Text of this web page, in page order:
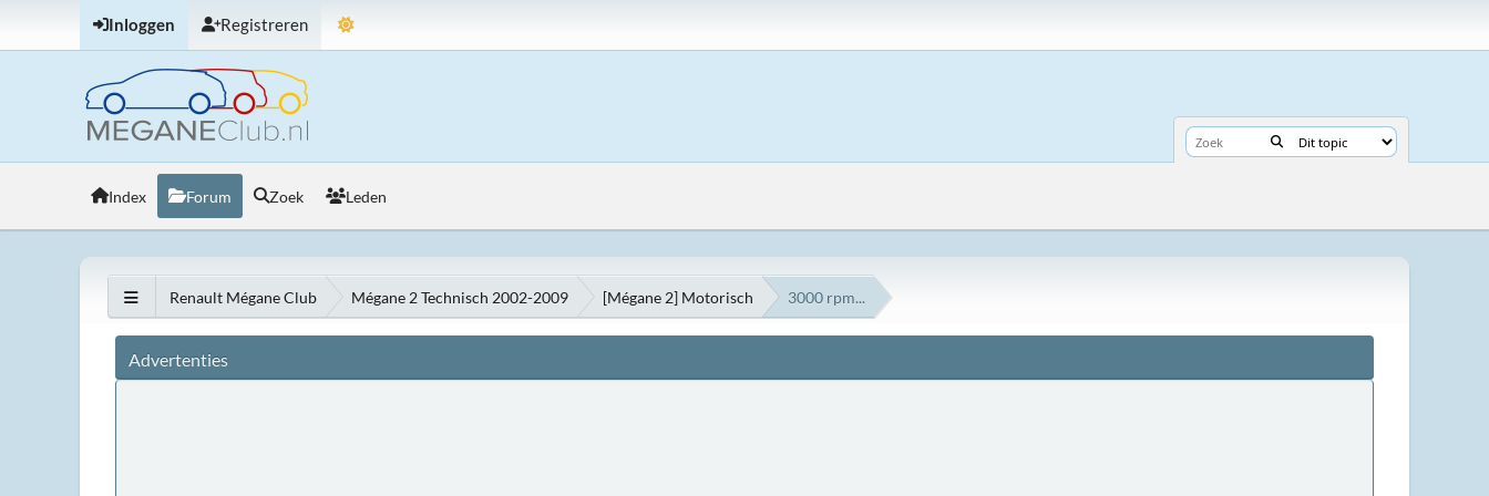
Inloggen Registreren
Index Forum Zoek Leden
Renault Mégane Club Mégane 2 Technisch 2002-2009 [Mégane 2] Motorisch 3000 rpm...
Advertenties